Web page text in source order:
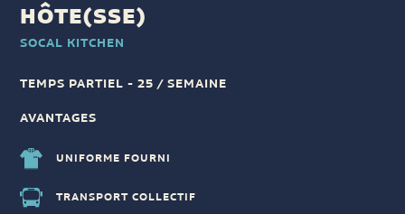
HÔTE(SSE)
SOCAL KITCHEN
TEMPS PARTIEL - 25 / SEMAINE
AVANTAGES
UNIFORME FOURNI
TRANSPORT COLLECTIF